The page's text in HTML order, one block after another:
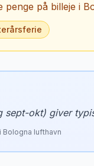
penge på billeje i
sept-okt) giver
Bologna lufthavn